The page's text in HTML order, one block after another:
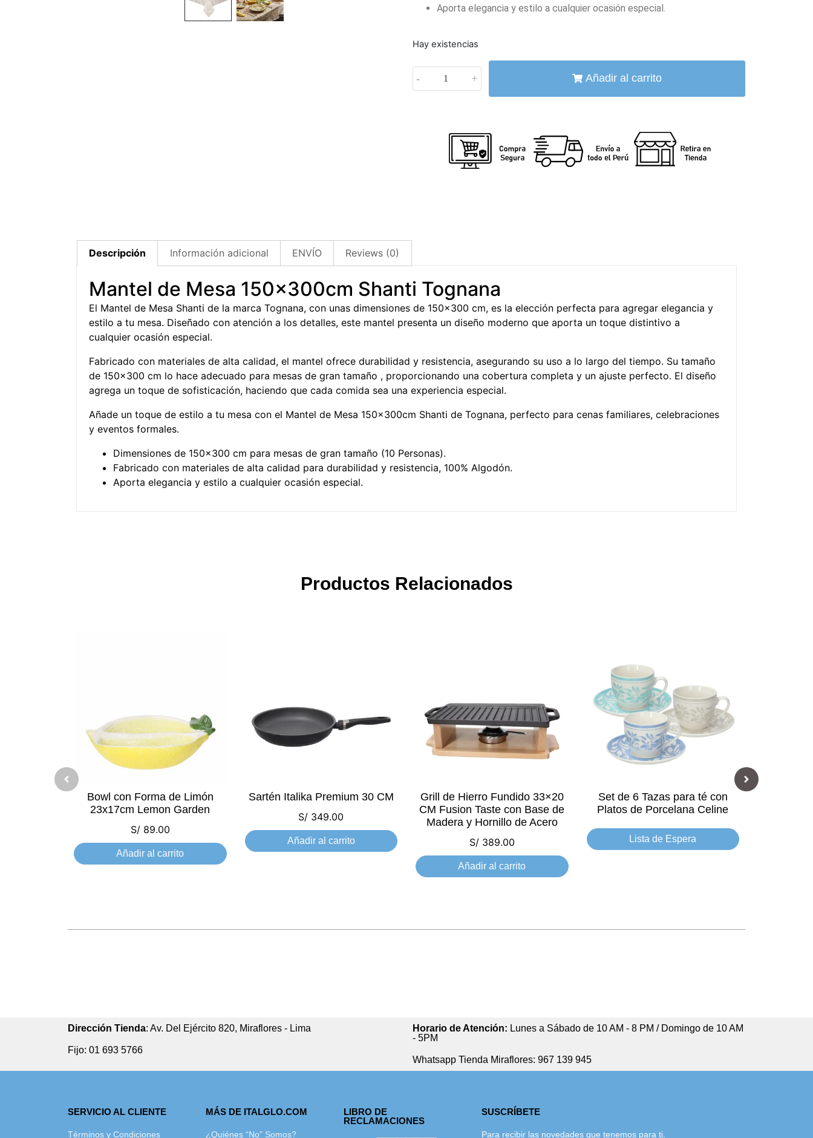
Aporta elegancia y estilo a cualquier ocasión especial.
Hay existencias
- + Añadir al carrito
Descripción Información adicional ENVÍO Reviews (0)
Mantel de Mesa 150x300cm Shanti Tognana
El Mantel de Mesa Shanti de la marca Tognana, con unas dimensiones de 150×300 cm, es la elección perfecta para agregar elegancia y
estilo a tu mesa. Diseñado con atención a los detalles, este mantel presenta un diseño moderno que aporta un toque distintivo a
cualquier ocasión especial.
Fabricado con materiales de alta calidad, el mantel ofrece durabilidad y resistencia, asegurando su uso a lo largo del tiempo. Su tamaño
de 150×300 cm lo hace adecuado para mesas de gran tamaño , proporcionando una cobertura completa y un ajuste perfecto. El diseño
agrega un toque de sofisticación, haciendo que cada comida sea una experiencia especial.
Añade un toque de estilo a tu mesa con el Mantel de Mesa 150x300cm Shanti de Tognana, perfecto para cenas familiares, celebraciones
y eventos formales.
Dimensiones de 150×300 cm para mesas de gran tamaño (10 Personas).
Fabricado con materiales de alta calidad para durabilidad y resistencia, 100% Algodón.
Aporta elegancia y estilo a cualquier ocasión especial.
Productos Relacionados
Bowl con Forma de Limón
23x17cm Lemon Garden
S/89.00
Añadir al carrito
Sartén Italika Premium 30 CM
S/ 349.00
Añadir al carrito
Grill de Hierro Fundido 33×20
CM Fusion Taste con Base de
Madera y Hornillo de Acero
S/389.00
Añadir al carrito
Set de 6 Tazas para té con
Platos de Porcelana Celine
Lista de Espera
Dirección Tienda: Av. Del Ejército 820, Miraflores - Lima
Fijo: 01 693 5766
Horario de Atención: Lunes a Sábado de 10 AM - 8 PM / Domingo de 10 AM
- 5PM
Whatsapp Tienda Miraflores: 967 139 945
SERVICIO AL CLIENTE
Términos y Condiciones
MÁS DE ITALGLO.COM
¿Quiénes “No” Somos?
LIBRO DE
RECLAMACIONES
SUSCRÍBETE
Para recibir las novedades que tenemos para ti.